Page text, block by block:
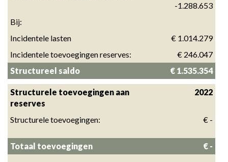
Mutaties
reserves
-1.288.653
Bij:
Incidentele lasten
€ 1.014.279
Incidentele toevoegingen reserves:
€ 246.047
Structureel saldo
€ 1.535.354
Structurele toevoegingen aan
reserves
2022
Structurele toevoegingen: € -
Totaal toevoegingen € -